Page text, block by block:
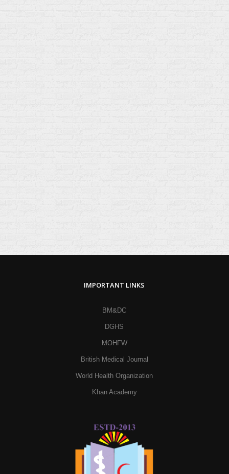
IMPORTANT LINKS
BM&DC
DGHS
MOHFW
British Medical Journal
World Health Organization
Khan Academy